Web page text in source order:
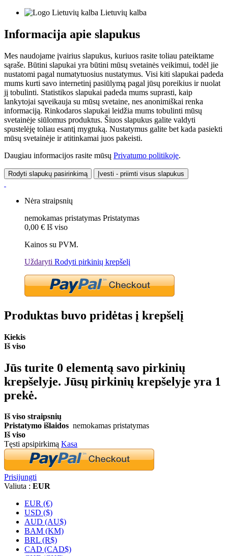
Lietuvių kalba
Informacija apie slapukus
Mes naudojame įvairius slapukus, kuriuos rasite toliau pateiktame
sąraše. Būtini slapukai yra būtini mūsų svetainės veikimui, todėl jie
nustatomi pagal numatytuosius nustatymus. Visi kiti slapukai padeda
mums kurti savo internetinį pasiūlymą pagal jūsų poreikius ir nuolat
jį tobulinti. Statistikos slapukai padeda mums suprasti, kaip
lankytojai sąveikauja su mūsų svetaine, nes anonimiškai renka
informaciją. Rinkodaros slapukai leidžia mums tobulinti mūsų
svetainėje siūlomus produktus. Šiuos slapukus galite valdyti
spustelėję toliau esantį mygtuką. Nustatymus galite bet kada pasiekti
mūsų svetainėje ir atitinkamai juos pakeisti.
Daugiau informacijos rasite mūsų Privatumo politikoje.
Rodyti slapukų pasirinkimą Įvesti - priimti visus slapukus
Nėra straipsnių
nemokamas pristatymas Pristatymas
0,00 € Iš viso
Kainos su PVM.
Uždaryti Rodyti pirkinių krepšelį
Produktas buvo pridėtas į krepšelį
Kiekis
Iš viso
Jūs turite 0 elementą savo pirkinių
krepšelyje. Jūsų pirkinių krepšelyje yra 1
prekė.
Iš viso straipsnių
Pristatymo išlaidos nemokamas pristatymas
Iš viso
Tęsti apsipirkimą Kasa
Prisijungti
Valiuta : EUR
EUR (€)
USD ($)
AUD (AU$)
BAM (KM)
BRL (R$)
CAD (CAD$)